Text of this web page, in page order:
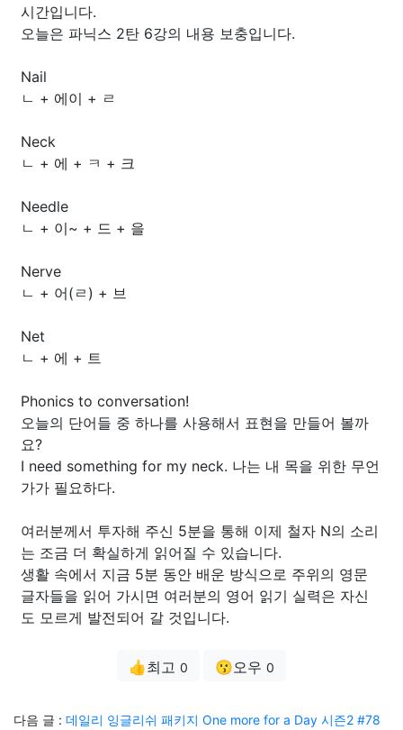
시간입니다.
오늘은 파닉스 2탄 6강의 내용 보충입니다.
Nail
ㄴ + 에이 + ㄹ
Neck
ㄴ + 에 + ㅋ + 크
Needle
ㄴ + 이~ + 드 + 을
Nerve
ㄴ + 어(ㄹ) + 브
Net
ㄴ + 에 + 트
Phonics to conversation!
오늘의 단어들 중 하나를 사용해서 표현을 만들어 볼까
요?
I need something for my neck. 나는 내 목을 위한 무언
가가 필요하다.
여러분께서 투자해 주신 5분을 통해 이제 철자 N의 소리
는 조금 더 확실하게 읽어질 수 있습니다.
생활 속에서 지금 5분 동안 배운 방식으로 주위의 영문
글자들을 읽어 가시면 여러분의 영어 읽기 실력은 자신
도 모르게 발전되어 갈 것입니다.
👍최고 0 😗오우 0
다음 글 : 데일리 잉글리쉬 패키지 One more for a Day 시즌2 #78